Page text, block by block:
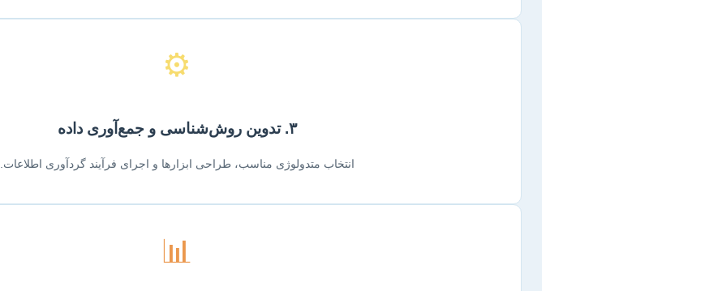
⚙️
۳. تدوین روش‌شناسی و جمع‌آوری داده
انتخاب متدولوژی مناسب، طراحی ابزارها و اجرای فرآیند گردآوری اطلاعات.
📊